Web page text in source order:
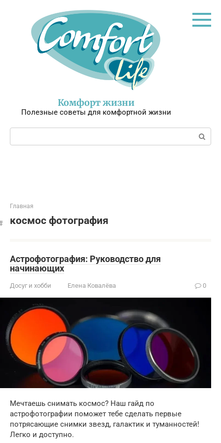
Комфорт жизни
Полезные советы для комфортной жизни
Поиск:
Главная
космос фотография
Астрофотография: Руководство для
начинающих
Досуг и хобби Елена Ковалёва 0
Мечтаешь снимать космос? Наш гайд по
астрофотографии поможет тебе сделать первые
потрясающие снимки звезд, галактик и туманностей!
Легко и доступно.